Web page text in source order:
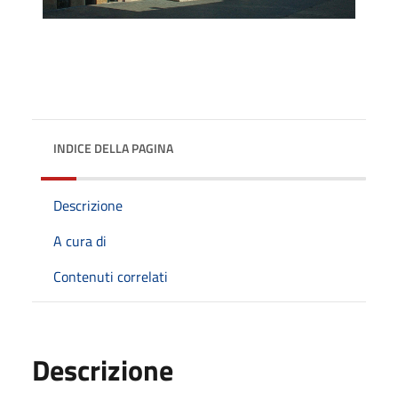
INDICE DELLA PAGINA
Descrizione
A cura di
Contenuti correlati
Descrizione